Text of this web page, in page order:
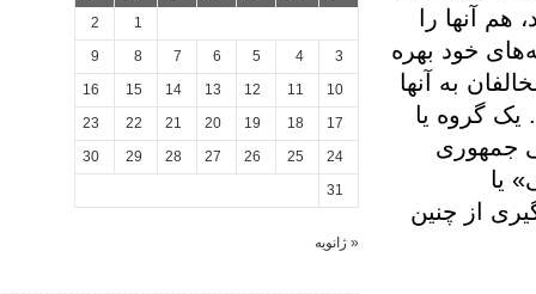
را
بهره
به آنها
یا
چنین
2
5
9
11
12
13
14
15
16
18
19
20
21
22
23
25
26
27
28
29
30